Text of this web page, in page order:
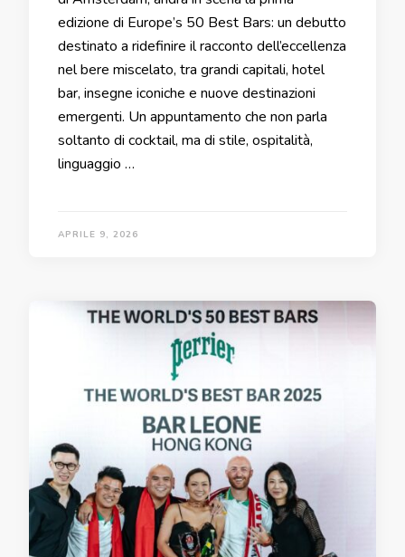
edizione di Europe’s 50 Best Bars: un debutto
destinato a ridefinire il racconto dell’eccellenza
nel bere miscelato, tra grandi capitali, hotel
bar, insegne iconiche e nuove destinazioni
emergenti. Un appuntamento che non parla
soltanto di cocktail, ma di stile, ospitalità,
linguaggio …
APRILE 9, 2026